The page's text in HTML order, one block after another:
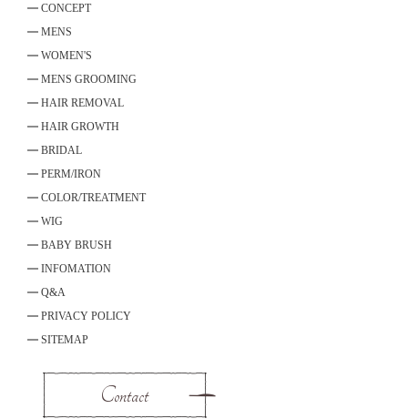
CONCEPT
MENS
WOMEN'S
MENS GROOMING
HAIR REMOVAL
HAIR GROWTH
BRIDAL
PERM/IRON
COLOR/TREATMENT
WIG
BABY BRUSH
INFOMATION
Q&A
PRIVACY POLICY
SITEMAP
Contact